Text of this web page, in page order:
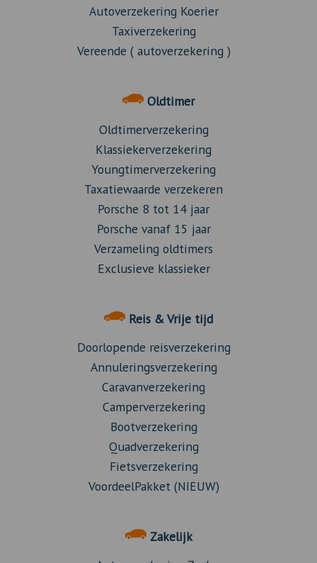
Autoverzekering Koerier
Taxiverzekering
Vereende ( autoverzekering )
Oldtimer
Oldtimerverzekering
Klassiekerverzekering
Youngtimerverzekering
Taxatiewaarde verzekeren
Porsche 8 tot 14 jaar
Porsche vanaf 15 jaar
Verzameling oldtimers
Exclusieve klassieker
Reis & Vrije tijd
Doorlopende reisverzekering
Annuleringsverzekering
Caravanverzekering
Camperverzekering
Bootverzekering
Quadverzekering
Fietsverzekering
VoordeelPakket (NIEUW)
Zakelijk